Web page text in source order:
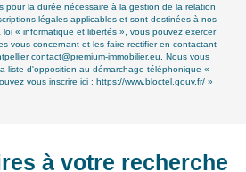
pour la durée nécessaire à la gestion de la relation
légales applicables et sont destinées à nos
loi « informatique et libertés », vous pouvez exercer
vous concernant et les faire rectifier en contactant
contact@premium-immobilier.eu. Nous vous
liste d'opposition au démarchage téléphonique «
vous inscrire ici : https://www.bloctel.gouv.fr/»
à votre recherche